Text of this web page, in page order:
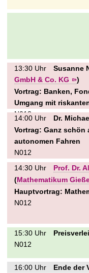
13:30 Uhr Susanne
GmbH & Co. KG
)
Vortrag: Banken,
Umgang mit
N012
14:00 Uhr Dr.
Vortrag: Ganz schön
autonomen Fahren
N012
14:30 Uhr
Prof. Dr.
(Mathematikum
Hauptvortrag:
N012
15:30 Uhr
N012
16:00 Uhr Ende der